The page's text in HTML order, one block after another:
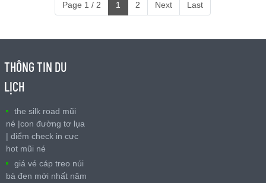
Page 1 / 2 1 2 Next Last
THÔNG TIN DU
LỊCH
the silk road mũi
né |con đường tơ lụa
| điểm check in cực
hot mũi né
giá vé cáp treo núi
bà đen mới nhất năm